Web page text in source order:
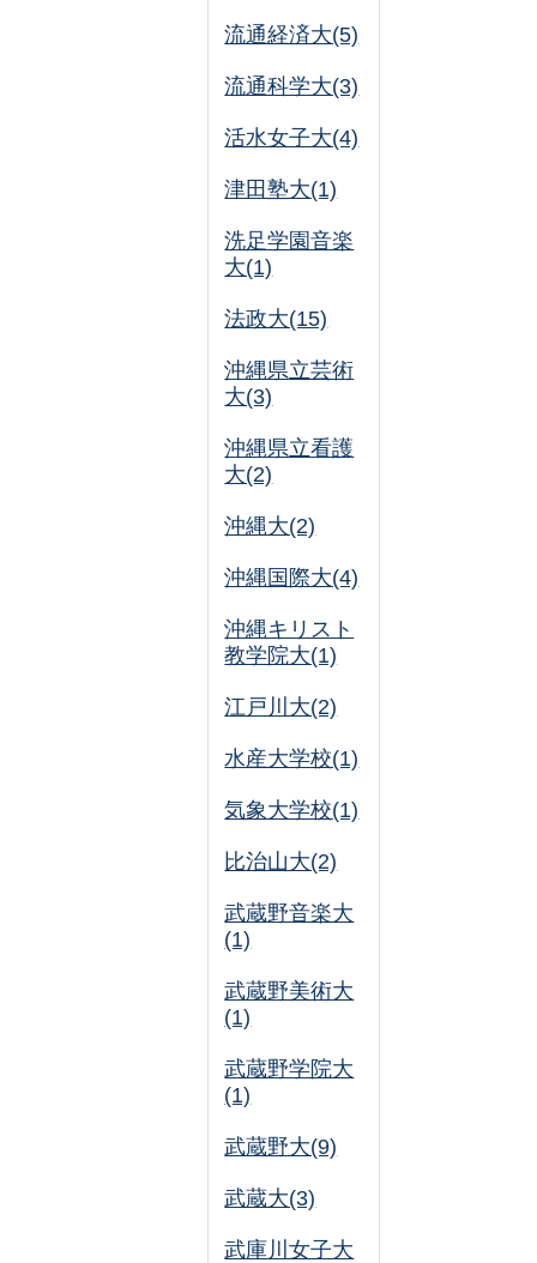
流通経済大(5)
流通科学大(3)
活水女子大(4)
津田塾大(1)
洗足学園音楽
大(1)
法政大(15)
沖縄県立芸術
大(3)
沖縄県立看護
大(2)
沖縄大(2)
沖縄国際大(4)
沖縄キリスト
教学院大(1)
江戸川大(2)
水産大学校(1)
気象大学校(1)
比治山大(2)
武蔵野音楽大
(1)
武蔵野美術大
(1)
武蔵野学院大
(1)
武蔵野大(9)
武蔵大(3)
武庫川女子大